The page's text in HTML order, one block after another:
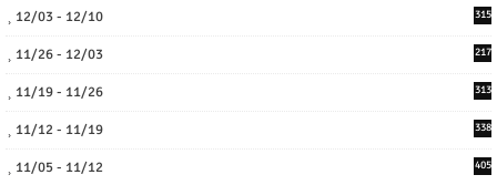
12/03 - 12/10 315
11/26 - 12/03 217
11/19 - 11/26 313
11/12 - 11/19 338
11/05 - 11/12 405